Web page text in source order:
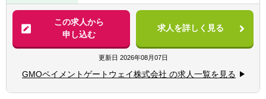
▽知識・スキル
■PL／BS／CFの基礎的理解、および数値を用
いた分析・示唆出しができる
■経営層・事業部門と建設的に議論できるコ
ミュニケーション力・論理的思考力
■新しい領域にも主体的にキャッチアップ
更新
・単年度予算の策定プロセスの設計・推進
■事業・部門・グループ会社別の収益性分析
とレポーティング
・各事業・部門・子会社のPL分析（収益性、
コスト構造、KPIなど）
・経営層向けレポートの作成、改善示唆の提
この求人から
申し込む
求人を詳しく見る
更新日 2026年08月07日
GMOペイメントゲートウェイ株式会社 の求人一覧を見る